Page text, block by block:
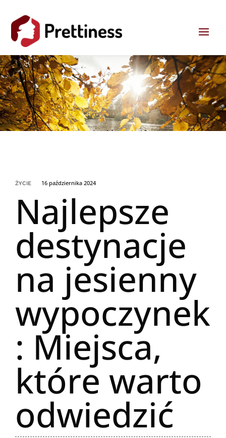
ŻYCIE 16 października 2024
Najlepsze
destynacje
na jesienny
wypoczynek
: Miejsca,
które warto
odwiedzić